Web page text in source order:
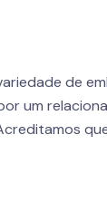
de
um